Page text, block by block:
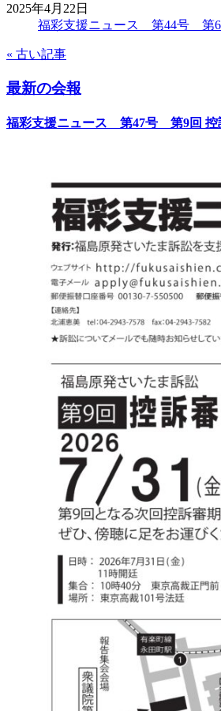
2025年4月22日
福彩支援ニュース 第44号 第6
« 古い記事
最新の会報
福彩支援ニュース 第47号 第9回 控